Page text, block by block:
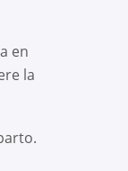
en
la